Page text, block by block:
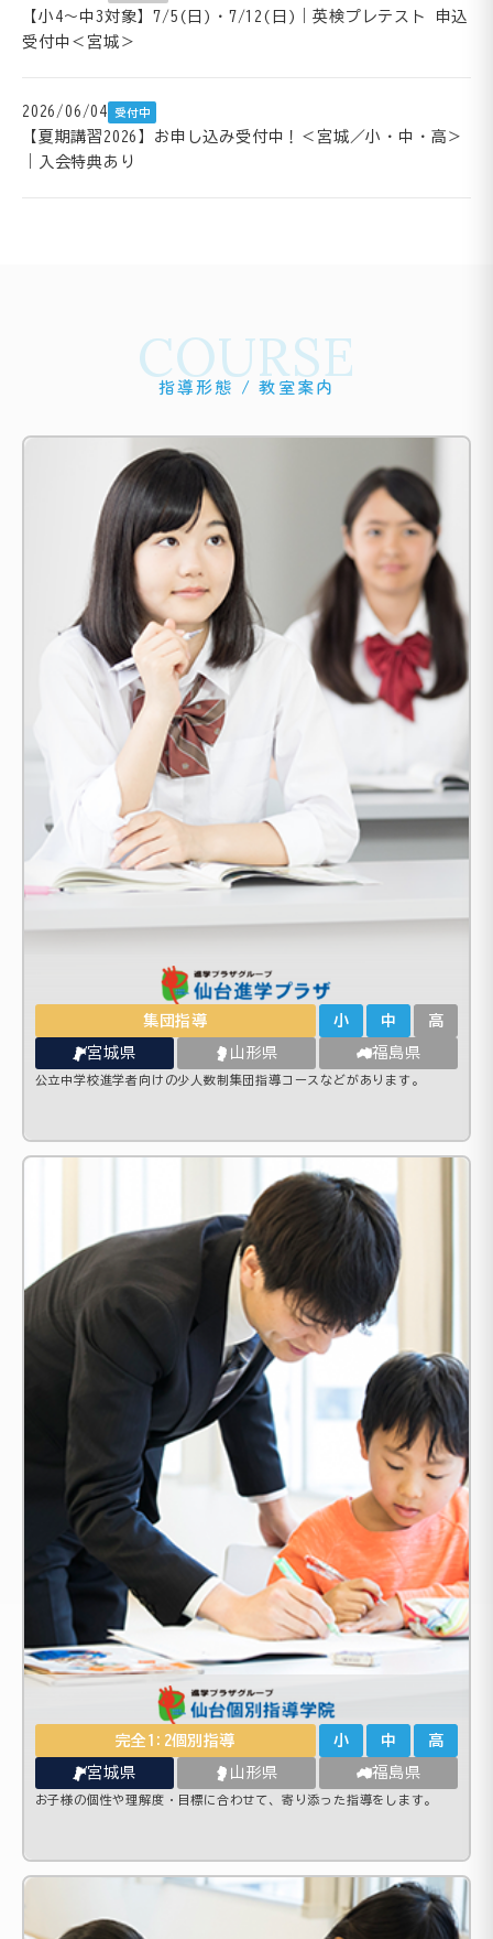
【小4～中3対象】7/5(日)・7/12(日)｜英検プレテスト 申込
受付中＜宮城＞
2026/06/04 受付中
【夏期講習2026】お申し込み受付中！＜宮城／小・中・高＞
｜入会特典あり
COURSE
指導形態 / 教室案内
集団指導 小 中 高
宮城県 山形県 福島県
公立中学校進学者向けの少人数制集団指導コースなどがあります。
完全1:2個別指導 小 中 高
宮城県 山形県 福島県
お子様の個性や理解度・目標に合わせて、寄り添った指導をします。